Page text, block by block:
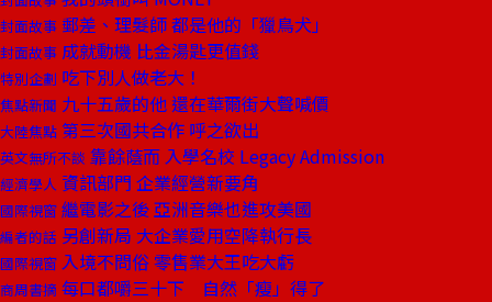
封面故事 郵差、理髮師 都是他的「獵鳥犬」
封面故事 成就動機 比金湯匙更值錢
特別企劃 吃下別人做老大！
焦點新聞 九十五歲的他 還在華爾街大聲喊價
大陸焦點 第三次國共合作 呼之欲出
英文無所不談 靠餘蔭而 入學名校 Legacy Admission
經濟學人 資訊部門 企業經營新要角
國際視窗 繼電影之後 亞洲音樂也進攻美國
編者的話 另創新局 大企業愛用空降執行長
國際視窗 入境不問俗 零售業大王吃大虧
商周書摘 每口都嚼三十下 自然「瘦」得了